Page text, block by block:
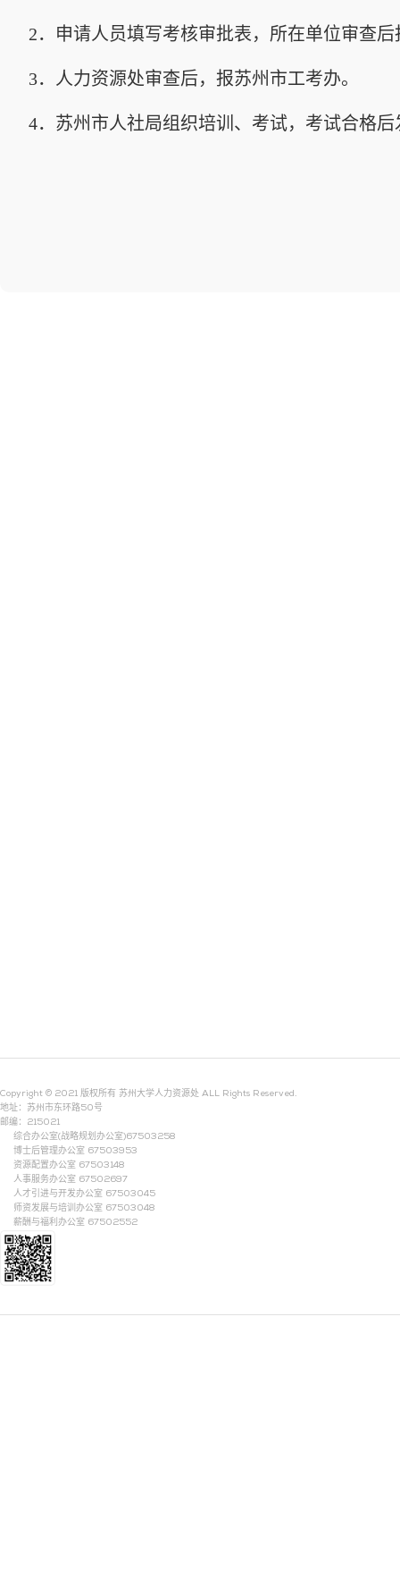
2．申请人员填写考核审批表，所在单位审查
3．人力资源处审查后，报苏州市工考办。
4．苏州市人社局组织培训、考试，考试合格
Copyright © 2021 版权所有 苏州大学人力资源处 ALL Rights Reserved.
地址：苏州市东环路50号
邮编：215021
综合办公室(战略规划办公室)67503258
博士后管理办公室 67503953
资源配置办公室 67503148
人事服务办公室 67502697
人才引进与开发办公室 67503045
师资发展与培训办公室 67503048
薪酬与福利办公室 67502552